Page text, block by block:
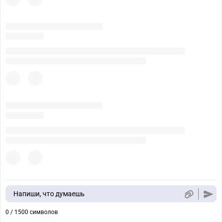
Напиши, что думаешь
0 / 1500 символов